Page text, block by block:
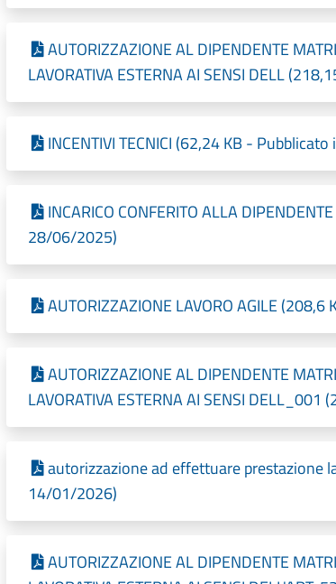
AUTORIZZAZIONE AL DIPENDENTE
LAVORATIVA ESTERNA AI SENSI DELL
INCENTIVI TECNICI (62,24 KB -
INCARICO CONFERITO ALLA
28/06/2025)
AUTORIZZAZIONE LAVORO AGILE
AUTORIZZAZIONE AL DIPENDENTE
LAVORATIVA ESTERNA AI SENSI
autorizzazione ad effettuare prestazione
14/01/2026)
AUTORIZZAZIONE AL DIPENDENTE